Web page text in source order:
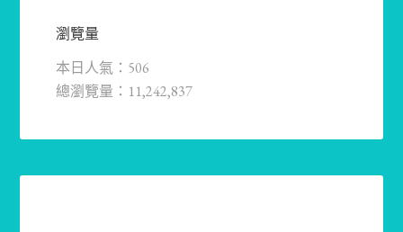
瀏覽量
本日人氣：506
總瀏覽量：11,242,837